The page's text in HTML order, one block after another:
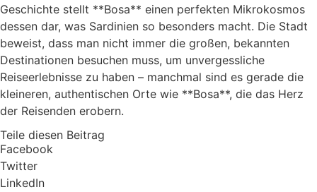
Geschichte stellt **Bosa** einen perfekten Mikrokosmos
dessen dar, was Sardinien so besonders macht. Die Stadt
beweist, dass man nicht immer die großen, bekannten
Destinationen besuchen muss, um unvergessliche
Reiseerlebnisse zu haben – manchmal sind es gerade die
kleineren, authentischen Orte wie **Bosa**, die das Herz
der Reisenden erobern.
Teile diesen Beitrag
Facebook
Twitter
LinkedIn